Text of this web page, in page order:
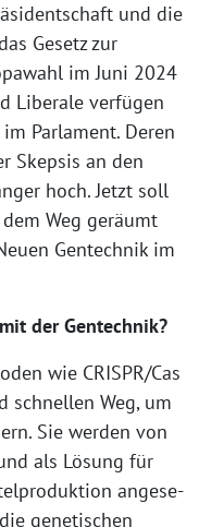
und die
Gesetz zur
im Juni 2024
Liberale ver­fü­gen
Parlament. Deren
Skepsis an den
hoch. Jetzt soll
Weg geräumt
Gentechnik im
der Gentechnik?
wie CRISPR/Cas
schnel­len Weg, um
Sie wer­den von
als Lösung für
ange­se­
gene­ti­schen